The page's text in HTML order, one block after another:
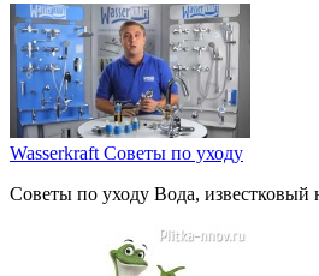
Wasserkraft Советы по уходу
Советы по уходу Вода, известковый